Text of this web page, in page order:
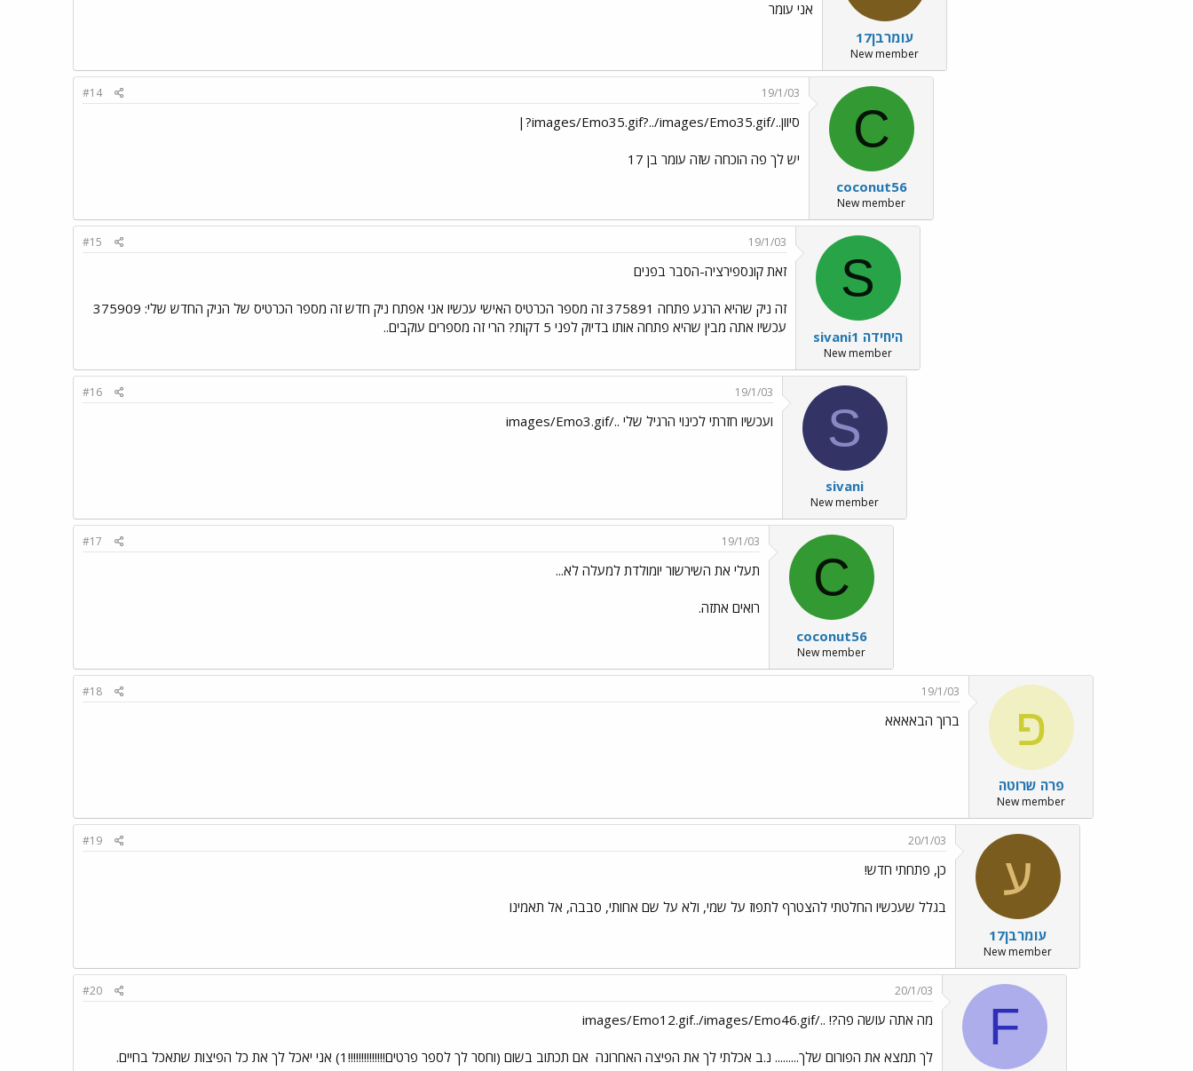
עומרבן17
New member
אני עומר
C
coconut56
New member
19/1/03
#14
סיוון../images/Emo35.gif?../images/Emo35.gif?|
יש לך פה הוכחה שזה עומר בן 17
S
sivani1 היחידה
New member
19/1/03
#15
זאת קונספירציה-הסבר בפנים
זה ניק שהיא הרגע פתחה 375891 זה מספר הכרטיס האישי עכשיו אני אפתח ניק חדש זה מספר הכרטיס של הניק החדש שלי: 375909
עכשיו אתה מבין שהיא פתחה אותו בדיוק לפני 5 דקות? הרי זה מספרים עוקבים..
S
sivani
New member
19/1/03
#16
ועכשיו חזרתי לכינוי הרגיל שלי ../images/Emo3.gif
C
coconut56
New member
19/1/03
#17
תעלי את השירשור יומולדת למעלה לא...
רואים אתזה.
פ
פרה שרוטה
New member
19/1/03
#18
ברוך הבאאאא
ע
עומרבן17
New member
20/1/03
#19
כן, פתחתי חדש!
בגלל שעכשיו החלטתי להצטרף לתפוז על שמי, ולא על שם אחותי, סבבה, אל תאמינו
F
20/1/03
#20
מה אתה עושה פה?! ../images/Emo12.gif../images/Emo46.gif
לך תמצא את הפורום שלך......... נ.ב אכלתי לך את הפיצה האחרונה אם תכתוב בשום (וחסר לך לספר פרטים!!!!!!!!!!!!!!1) אני יאכל לך את כל הפיצות שתאכל בחיים.